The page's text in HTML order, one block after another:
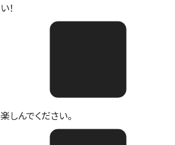
い！
楽しんでください。